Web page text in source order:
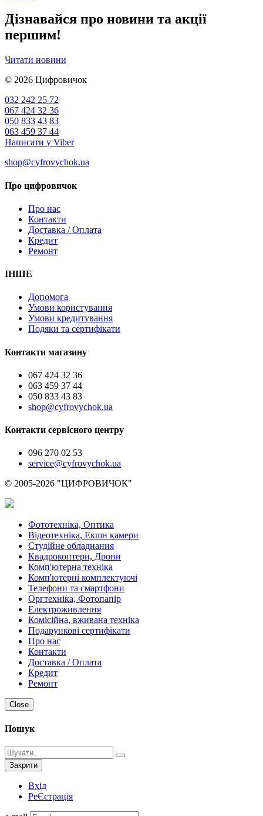
Дізнавайся про новини та акції
першим!
Читати новини
© 2026 Цифровичок
032 242 25 72
067 424 32 36
050 833 43 83
063 459 37 44
Написати у Viber
shop@cyfrovychok.ua
Про цифровичок
Про нас
Контакти
Доставка / Оплата
Кредит
Ремонт
ІНШЕ
Допомога
Умови користування
Умови кредитування
Подяки та сертифікати
Контакти магазину
067 424 32 36
063 459 37 44
050 833 43 83
shop@cyfrovychok.ua
Контакти сервісного центру
096 270 02 53
service@cyfrovychok.ua
© 2005-2026 "ЦИФРОВИЧОК"
Фототехніка, Оптика
Відеотехніка, Екшн камери
Студійне обладнання
Квадрокоптери, Дрони
Комп'ютерна техніка
Комп'ютерні комплектуючі
Телефони та смартфони
Оргтехніка, Фотопапір
Електроживлення
Комісійна, вживана техніка
Подарункові сертифікати
Про нас
Контакти
Доставка / Оплата
Кредит
Ремонт
Close
Пошук
Закрити
Вхід
РеЄстрація